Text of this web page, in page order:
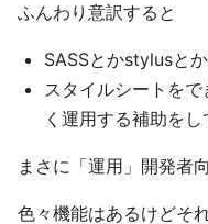
ふんわり意訳すると
SASSとかstylusと
スタイルシートを
く運用する補助をし
まさに「運用」開発者向
色々機能はあるけどそ